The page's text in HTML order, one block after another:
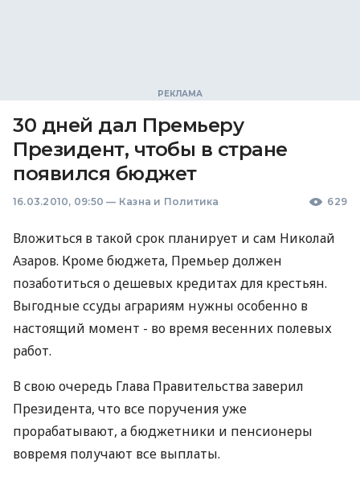
30 дней дал Премьеру
Президент, чтобы в стране
появился бюджет
16.03.2010, 09:50 — Казна и Политика 629
Вложиться в такой срок планирует и сам Николай
Азаров. Кроме бюджета, Премьер должен
позаботиться о дешевых кредитах для крестьян.
Выгодные ссуды аграриям нужны особенно в
настоящий момент - во время весенних полевых
работ.
В свою очередь Глава Правительства заверил
Президента, что все поручения уже
прорабатывают, а бюджетники и пенсионеры
вовремя получают все выплаты.